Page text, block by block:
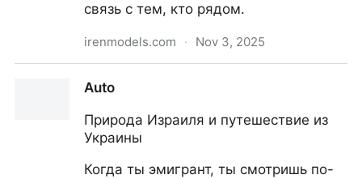
связь с тем, кто рядом.
irenmodels.com · Nov 3, 2025
Детская и женская одежда оптом в Украине. IREN
Auto
Природа Израиля и путешествие из
Украины
Когда ты эмигрант, ты смотришь по-